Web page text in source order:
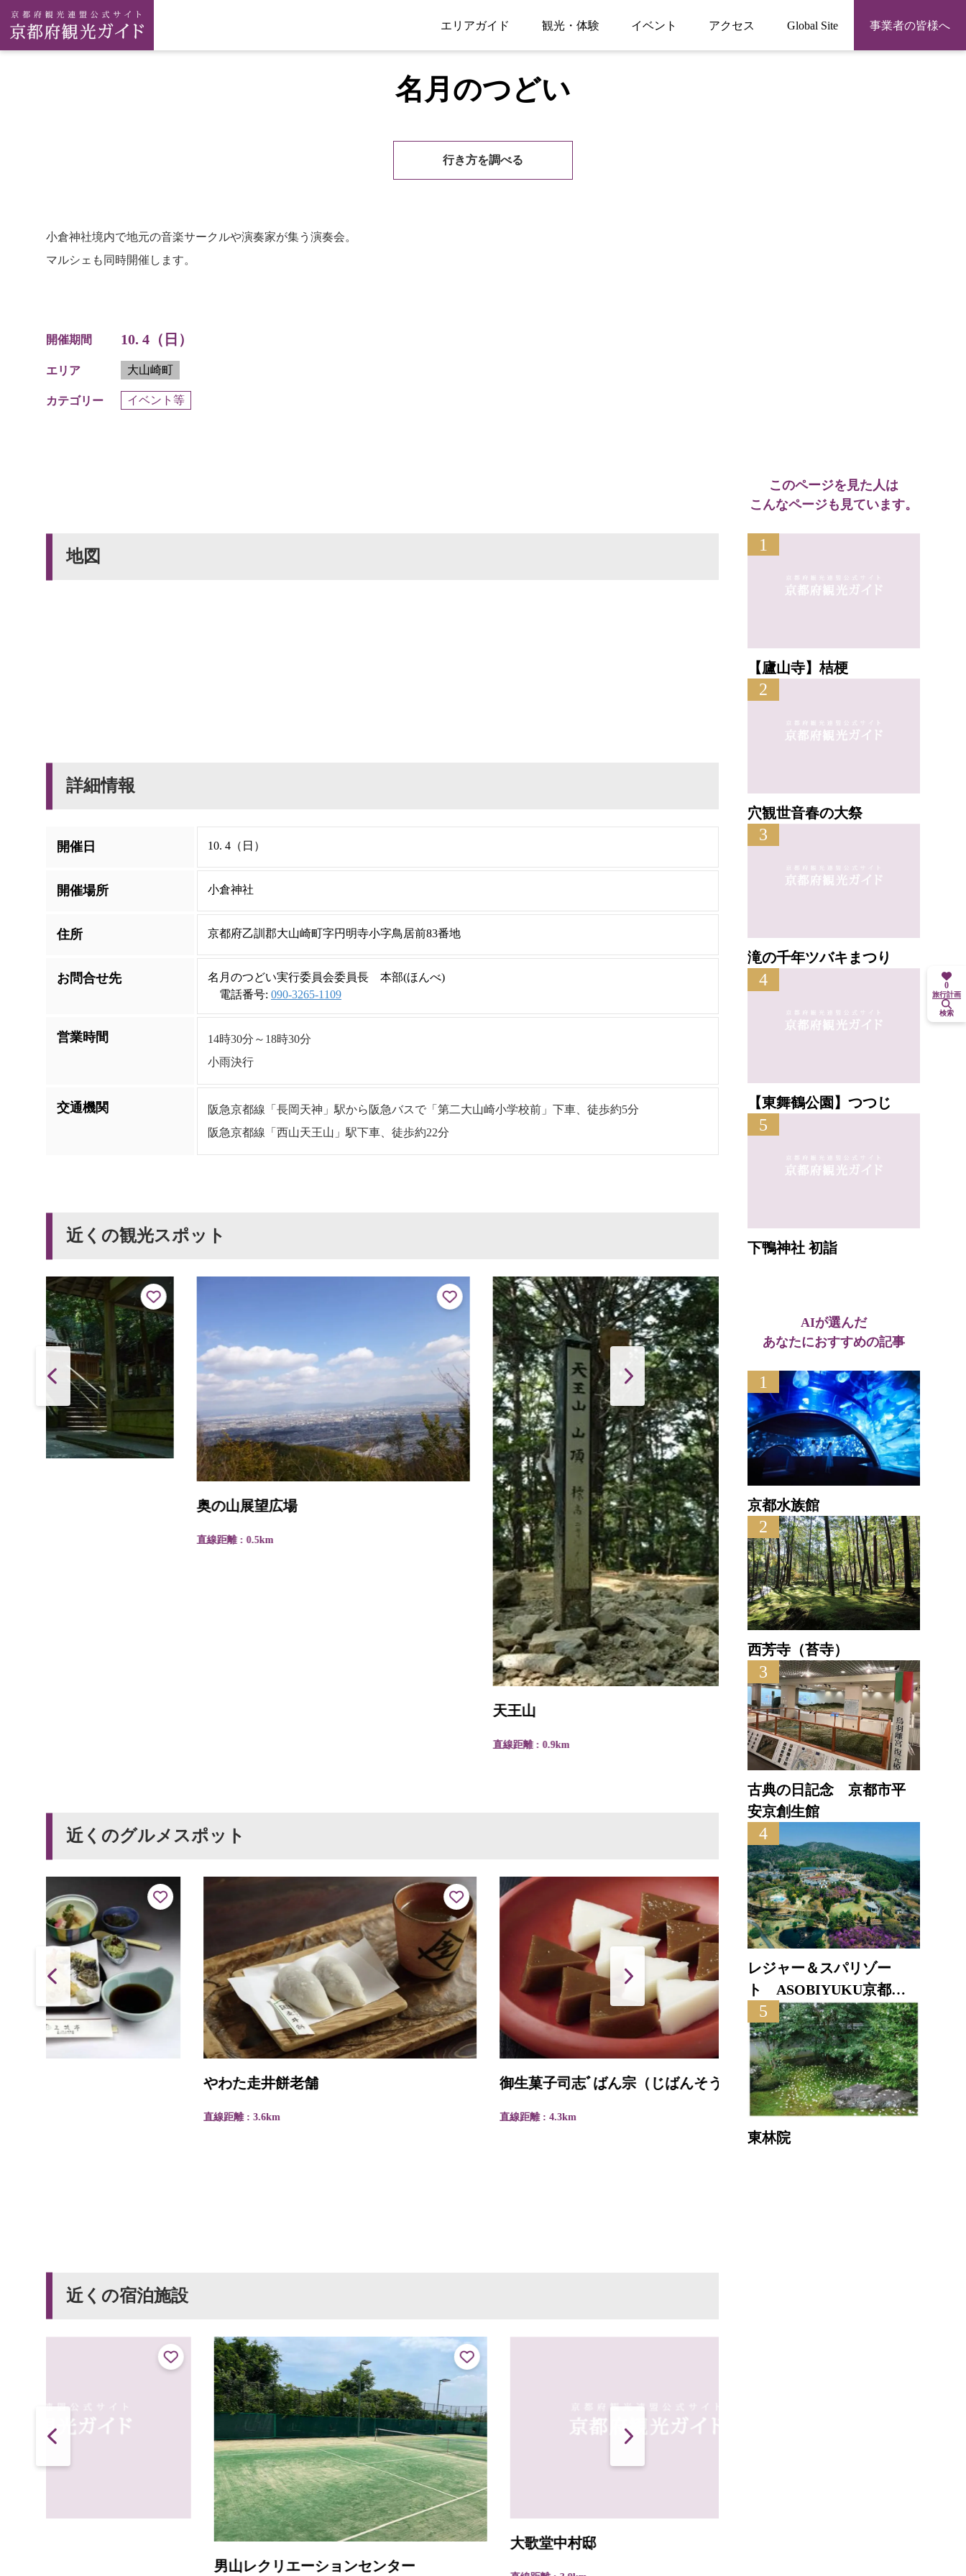
エリアガイド 観光・体験 イベント アクセス Global Site 事業者の皆様へ
名月のつどい
行き方を調べる
小倉神社境内で地元の音楽サークルや演奏家が集う演奏会。
マルシェも同時開催します。
開催期間 10. 4（日）
エリア 大山崎町
カテゴリー イベント等
地図
詳細情報
開催日 10. 4（日）
開催場所 小倉神社
住所 京都府乙訓郡大山崎町字円明寺小字鳥居前83番地
お問合せ先
名月のつどい実行委員会委員長 本部(ほんべ)
電話番号: 090-3265-1109
営業時間
14時30分～18時30分
小雨決行
交通機関
阪急京都線「長岡天神」駅から阪急バスで「第二大山崎小学校前」下車、徒歩約5分
阪急京都線「西山天王山」駅下車、徒歩約22分
近くの観光スポット
近くのグルメスポット
御生菓子司志ﾞばん宗（じばんそう） 御菓子司亀屋芳邦
近くの宿泊施設
男山レクリエーションセンター
大歌堂中村邸
このページを見た人は
こんなページも見ています。
1
【廬山寺】桔梗
2
穴観世音春の大祭
3
滝の千年ツバキまつり
4
【東舞鶴公園】つつじ
5
下鴨神社 初詣
AIが選んだ
あなたにおすすめの記事
1
京都水族館
2
西芳寺（苔寺）
3
古典の日記念 京都市平
安京創生館
4
レジャー＆スパリゾー
ト ASOBIYUKU京都る
り渓温泉
5
東林院
0
旅行計画
検索